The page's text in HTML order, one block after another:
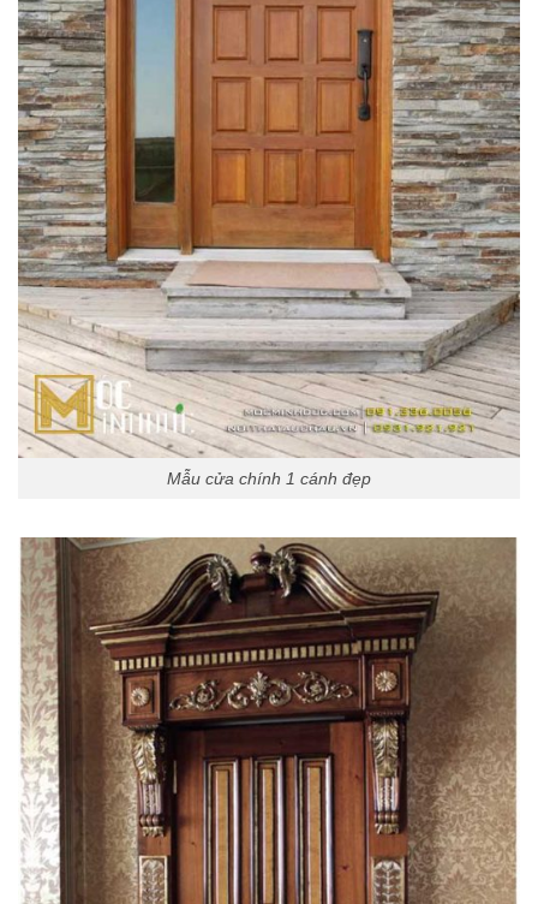
Mẫu cửa chính 1 cánh đẹp